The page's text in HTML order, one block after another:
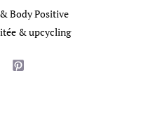
Body Positive
& upcycling